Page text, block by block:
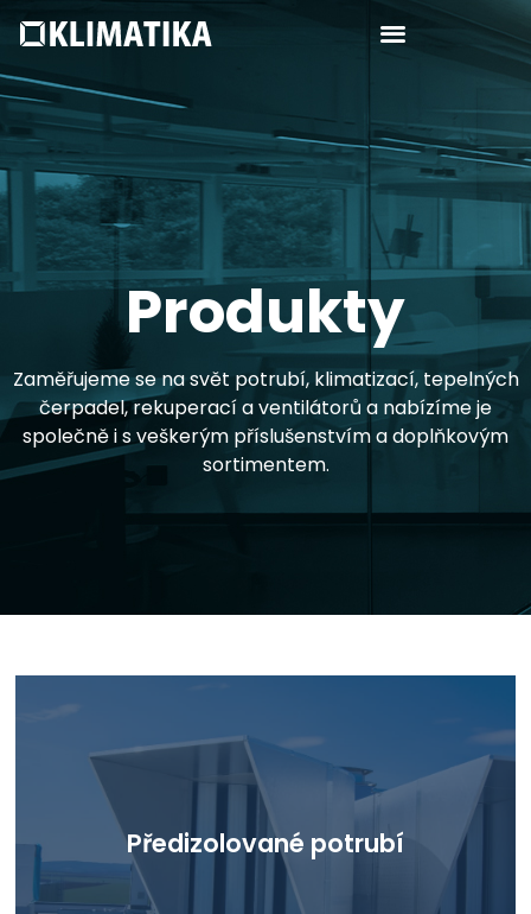
Produkty
Zaměřujeme se na svět potrubí, klimatizací, tepelných
čerpadel, rekuperací a ventilátorů a nabízíme je
společně i s veškerým příslušenstvím a doplňkovým
sortimentem.
Předizolované potrubí